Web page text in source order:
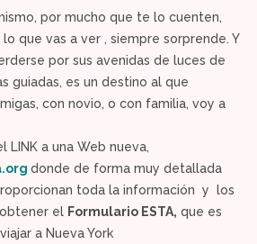
por mucho que te lo cuenten,
que vas a ver , siempre sorprende. Y
por sus avenidas de luces de
guiadas, es un destino al que
con novio, o con familia, voy a
LINK a una Web nueva,
donde de forma muy detallada
toda la información y los
el Formulario ESTA, que es
a Nueva York